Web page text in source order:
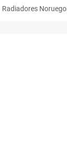
Radiadores